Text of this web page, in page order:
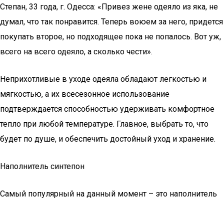
Степан, 33 года, г. Одесса: «Привез жене одеяло из яка, не
думал, что так понравится. Теперь воюем за него, придется
покупать второе, но подходящее пока не попалось. Вот уж,
всего на всего одеяло, а сколько чести».
Неприхотливые в уходе одеяла обладают легкостью и
мягкостью, а их всесезонное использование
подтверждается способностью удерживать комфортное
тепло при любой температуре. Главное, выбрать то, что
будет по душе, и обеспечить достойный уход и хранение.
Наполнитель синтепон
Самый популярный на данный момент – это наполнитель